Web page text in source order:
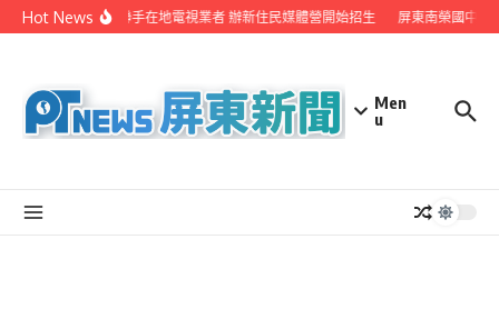
Skip to content
Hot News屏縣府聯手在地電視業者 辦新住民媒體營開始招生 屏東南榮國中赴
Men
u